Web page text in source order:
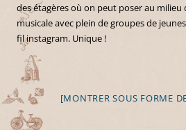
des étagères où on peut poser au milieu
musicale avec plein de groupes de
fil instagram. Unique !
[MONTRER SOUS FORME